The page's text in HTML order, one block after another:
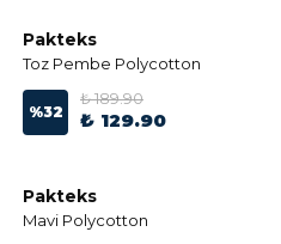
Pakteks
Toz Pembe Polycotton
%32
₺ 189.90
₺ 129.90
Pakteks
Mavi Polycotton